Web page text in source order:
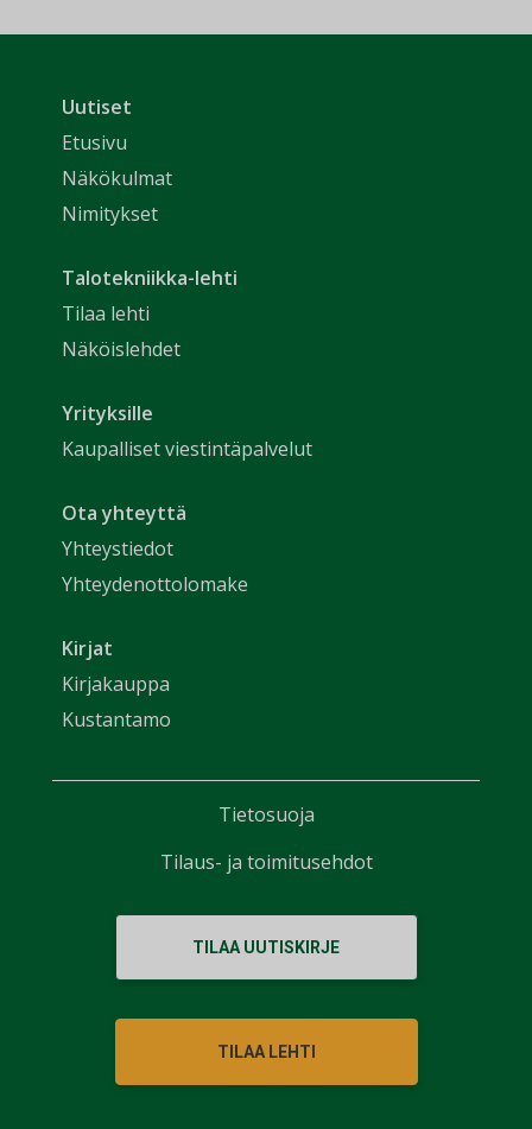
Uutiset
Etusivu
Näkökulmat
Nimitykset
Talotekniikka-lehti
Tilaa lehti
Näköislehdet
Yrityksille
Kaupalliset viestintäpalvelut
Ota yhteyttä
Yhteystiedot
Yhteydenottolomake
Kirjat
Kirjakauppa
Kustantamo
TILAA UUTISKIRJE
TILAA LEHTI
Tietosuoja
Tilaus- ja toimitusehdot